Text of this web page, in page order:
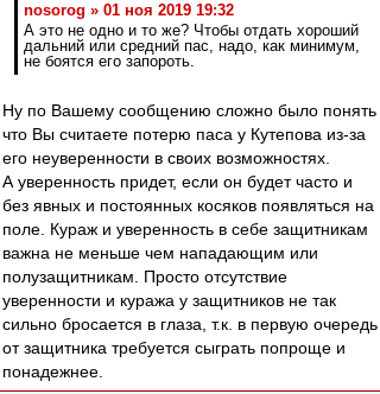
nosorog » 01 ноя 2019 19:32
А это не одно и то же? Чтобы отдать хороший
дальний или средний пас, надо, как минимум,
не боятся его запороть.
Ну по Вашему сообщению сложно было понять
что Вы считаете потерю паса у Кутепова из-за
его неуверенности в своих возможностях.
А уверенность придет, если он будет часто и
без явных и постоянных косяков появляться на
поле. Кураж и уверенность в себе защитникам
важна не меньше чем нападающим или
полузащитникам. Просто отсутствие
уверенности и куража у защитников не так
сильно бросается в глаза, т.к. в первую очередь
от защитника требуется сыграть попроще и
понадежнее.